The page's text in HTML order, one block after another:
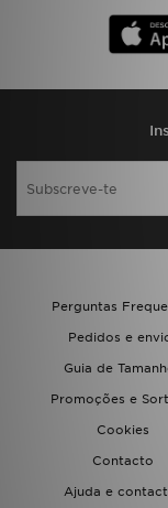
Perguntas
Pedidos e
Guia de
Promoções e
Cookies
Contacto
Ajuda e
ESTADO DO TEU
TRABALHA